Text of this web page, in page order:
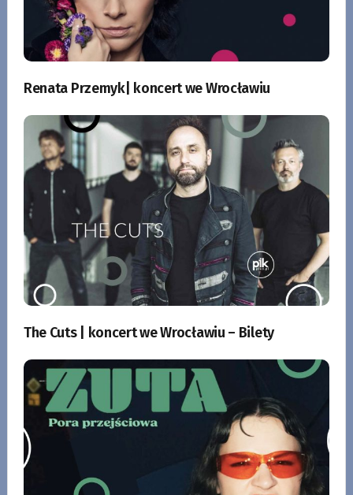
Renata Przemyk| koncert we Wrocławiu
The Cuts | koncert we Wrocławiu – Bilety